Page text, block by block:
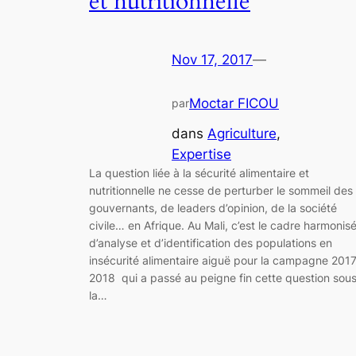
Nov 17, 2017—
parMoctar FICOU
dans Agriculture
Expertise
La question liée à la sécurité alimentaire et
nutritionnelle ne cesse de perturber le sommeil des
gouvernants, de leaders d’opinion, de la société
civile… en Afrique. Au Mali, c’est le cadre harmonisé
d’analyse et d’identification des populations en
insécurité alimentaire aiguë pour la campagne
2018 qui a passé au peigne fin cette question sous
la…